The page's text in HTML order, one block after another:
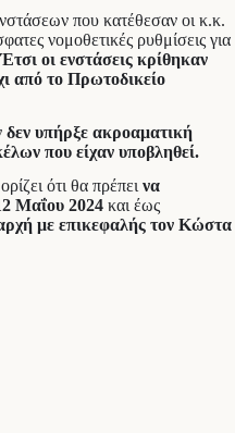
που κατέθεσαν οι κ.κ.
νομοθετικές ρυθμίσεις για
Έτσι οι ενστάσεις κρίθηκαν
από το Πρωτοδικείο
δεν υπήρξε ακροαματική
που είχαν υποβληθεί.
ότι θα πρέπει να
Μαΐου 2024 και έως
με επικεφαλής τον Κώστα